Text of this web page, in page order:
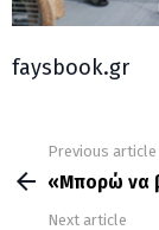
faysbook.gr
more
Previous article
«Μπορώ να
Next article